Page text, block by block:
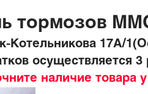
тормозов
Котельникова 17А/
осуществляется 3
наличие товара